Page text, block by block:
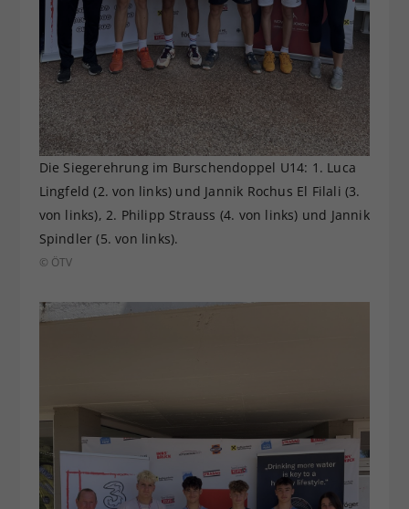
Die Siegerehrung im Burschendoppel U14: 1. Luca
Lingfeld (2. von links) und Jannik Rochus El Filali (3.
von links), 2. Philipp Strauss (4. von links) und Jannik
Spindler (5. von links).
© ÖTV